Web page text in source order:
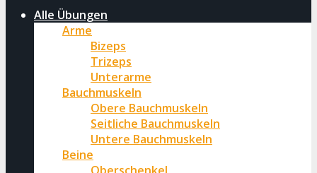
Alle Übungen
Arme
Bizeps
Trizeps
Unterarme
Bauchmuskeln
Obere Bauchmuskeln
Seitliche Bauchmuskeln
Untere Bauchmuskeln
Beine